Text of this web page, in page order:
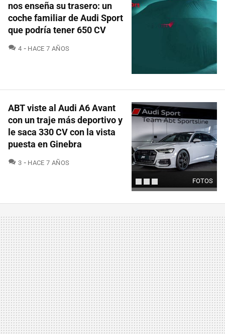
nos enseña su trasero: un
coche familiar de Audi Sport
que podría tener 650 CV
4 COMENTARIOS
HACE 7 AÑOS
FOTOS
ABT viste al Audi A6 Avant
con un traje más deportivo y
le saca 330 CV con la vista
puesta en Ginebra
3 COMENTARIOS
HACE 7 AÑOS